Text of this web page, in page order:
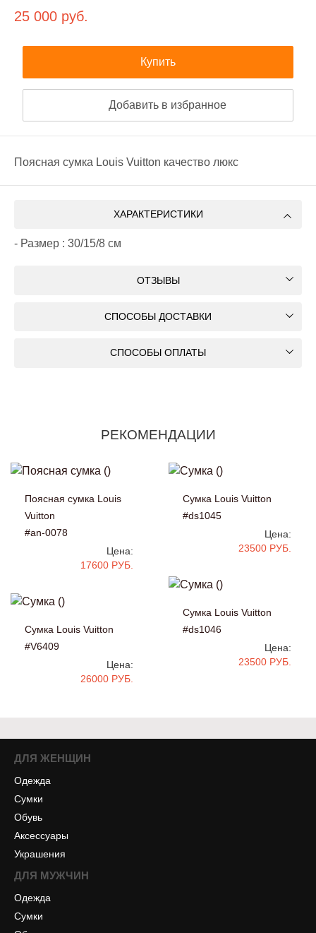
25 000 руб.
Купить
Добавить в избранное
Поясная сумка Louis Vuitton качество люкс
ХАРАКТЕРИСТИКИ
- Размер : 30/15/8 см
ОТЗЫВЫ
СПОСОБЫ ДОСТАВКИ
СПОСОБЫ ОПЛАТЫ
РЕКОМЕНДАЦИИ
Поясная сумка Louis
Vuitton
#an-0078
Цена:
17600 РУБ.
Сумка Louis Vuitton
#ds1045
Цена:
23500 РУБ.
Сумка Louis Vuitton
#ds1046
Цена:
23500 РУБ.
Сумка Louis Vuitton
#V6409
Цена:
26000 РУБ.
ДЛЯ ЖЕНЩИН
Одежда
Сумки
Обувь
Аксессуары
Украшения
ДЛЯ МУЖЧИН
Одежда
Сумки